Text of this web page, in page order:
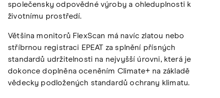
společensky odpovědné výroby a ohleduplnosti k
životnímu prostředí.
Většina monitorů FlexScan má navíc zlatou nebo
stříbrnou registraci EPEAT za splnění přísných
standardů udržitelnosti na nejvyšší úrovni, která je
dokonce doplněna oceněním Climate+ na základě
vědecky podložených standardů ochrany klimatu.